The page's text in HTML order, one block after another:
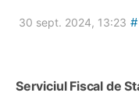
30 sept. 2024, 13:23 #
Serviciul Fiscal de